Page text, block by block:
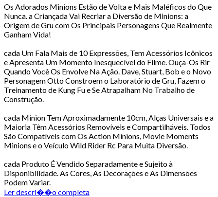
Os Adorados Minions Estão de Volta e Mais Maléficos do Que
Nunca. a Criançada Vai Recriar a Diversão de Minions: a
Origem de Gru com Os Principais Personagens Que Realmente
Ganham Vida!
cada Um Fala Mais de 10 Expressões, Tem Acessórios Icônicos
e Apresenta Um Momento Inesquecível do Filme. Ouça-Os Rir
Quando Você Os Envolve Na Ação. Dave, Stuart, Bob e o Novo
Personagem Otto Constroem o Laboratório de Gru, Fazem o
Treinamento de Kung Fu e Se Atrapalham No Trabalho de
Construção.
cada Minion Tem Aproximadamente 10cm, Alças Universais e a
Maioria Têm Acessórios Removíveis e Compartilháveis. Todos
São Compatíveis com Os Action Minions, Movie Moments
Minions e o Veículo Wild Rider Rc Para Muita Diversão.
cada Produto É Vendido Separadamente e Sujeito à
Disponibilidade. As Cores, As Decorações e As Dimensões
Podem Variar.
Ler descri��o completa